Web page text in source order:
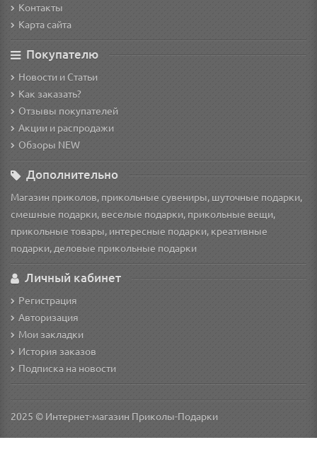
Контакты
Карта сайта
Покупателю
Новости и Статьи
Как заказать?
Отзывы покупателей
Акции и распродажи
Обзоры NEW
Дополнительно
Магазин приколов, прикольные сувениры, шуточные подарки,
смешные подарки, веселые подарки, прикольные вещи,
прикольные товары, интересные подарки, креативные
подарки, деловые прикольные подарки
Личный кабинет
Регистрация
Авторизация
Мои закладки
История заказов
Подписка на новости
2025 © Интернет-магазин Приколы-Подарки